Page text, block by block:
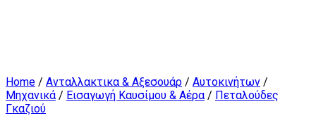
Home / Ανταλλακτικα & Αξεσουάρ / Αυτοκινήτων /
Μηχανικά / Εισαγωγή Καυσίμου & Αέρα / Πεταλούδες
Γκαζιού